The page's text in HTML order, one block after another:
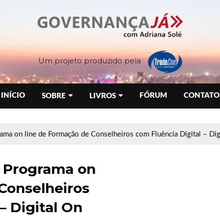
Um projeto produzido pela
INÍCIO SOBRE LIVROS FÓRUM CONTATO
on line de Formação de Conselheiros com Fluência Digital –
on
Digital On